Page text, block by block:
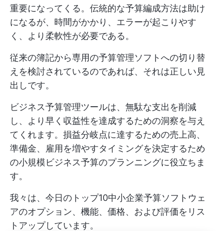
重要になってくる。伝統的な予算編成方法は助け
になるが、時間がかかり、エラーが起こりやす
く、より柔軟性が必要である。
従来の簿記から専用の予算管理ソフトへの切り替
えを検討されているのであれば、それは正しい見
出しです。
ビジネス予算管理ツールは、無駄な支出を削減
し、より早く収益性を達成するための洞察を与え
てくれます。損益分岐点に達するための売上高、
準備金、雇用を増やすタイミングを決定するため
の小規模ビジネス予算のプランニングに役立ちま
す。
我々は、今日のトップ10中小企業予算ソフトウェ
アのオプション、機能、価格、および評価をリス
トアップしています。